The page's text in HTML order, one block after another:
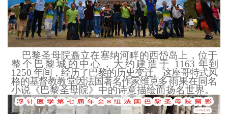
巴黎圣母院矗立在塞纳河畔的西岱岛上，位于
整个巴黎城的中心，大约建造于 1163 年到
1250 年间，经历了巴黎的历史变迁。这座哥特式风
格的基督教教堂因法国著名作家维克多雨果在同名
小说《巴黎圣母院》中的诗意描绘而扬名世界。